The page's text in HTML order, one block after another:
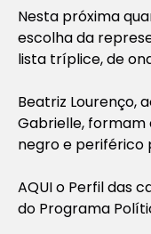
Nesta próxima
escolha da
lista tríplice, de
Beatriz Lourenço,
Gabrielle,
negro e periférico
AQUI o Perfil das
do Programa